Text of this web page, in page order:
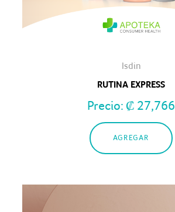
Isdin
RUTINA EXPRESS
Precio: ₡ 27,766
AGREGAR